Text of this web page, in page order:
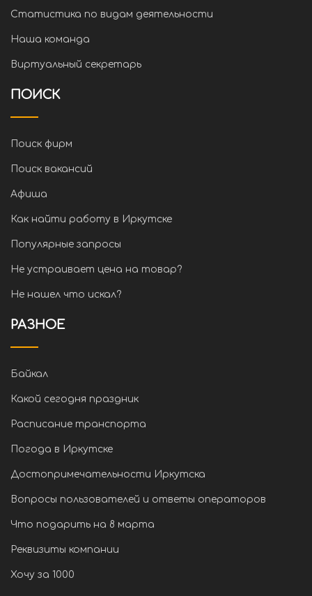
Статистика по видам деятельности
Наша команда
Виртуальный секретарь
ПОИСК
Поиск фирм
Поиск вакансий
Афиша
Как найти работу в Иркутске
Популярные запросы
Не устраивает цена на товар?
Не нашел что искал?
РАЗНОЕ
Байкал
Какой сегодня праздник
Расписание транспорта
Погода в Иркутске
Достопримечательности Иркутска
Вопросы пользователей и ответы операторов
Что подарить на 8 марта
Реквизиты компании
Хочу за 1000